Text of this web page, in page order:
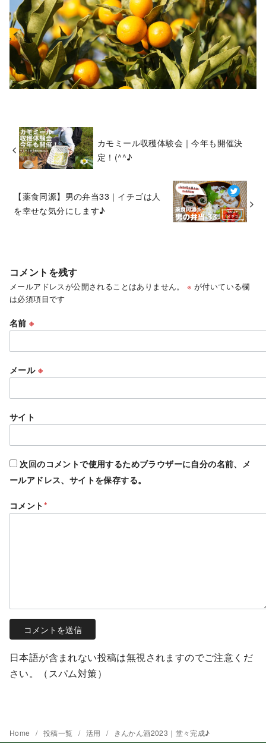
カモミール収穫体験会｜今年も開催決
定！(^^♪
【薬食同源】男の弁当33｜イチゴは人
を幸せな気分にします♪
コメントを残す
メールアドレスが公開されることはありません。 ※ が付いている欄
は必須項目です
名前※
メール ※
サイト
次回のコメントで使用するためブラウザーに自分の名前、メ
ールアドレス、サイトを保存する。
コメント*
日本語が含まれない投稿は無視されますのでご注意くだ
さい。（スパム対策）
Home 投稿一覧 活用 きんかん酒2023｜堂々完成♪